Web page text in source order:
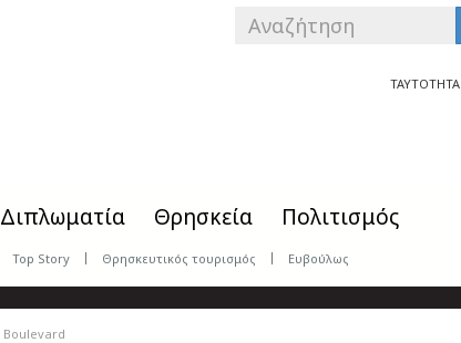
SEARCH
ΤΑΥΤΟΤΗΤΑ
Διπλωματία Θρησκεία Πολιτισμός
Top Story Θρησκευτικός τουρισμός Ευβούλως
Boulevard